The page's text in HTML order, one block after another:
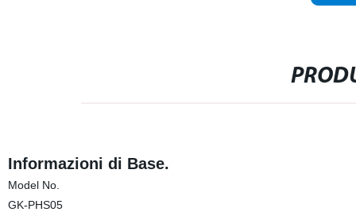
Informazioni di Base.
Model No.
GK-PHS05